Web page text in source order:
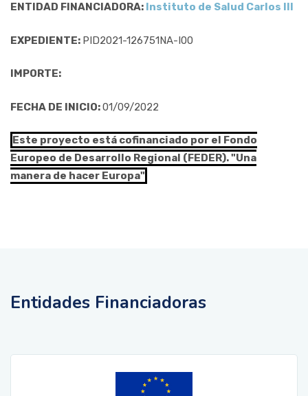
ENTIDAD FINANCIADORA: Instituto de Salud Carlos III
EXPEDIENTE: PID2021-126751NA-I00
IMPORTE:
FECHA DE INICIO:01/09/2022
Este proyecto está cofinanciado por el Fondo
Europeo de Desarrollo Regional (FEDER). "Una
manera de hacer Europa"
Entidades Financiadoras